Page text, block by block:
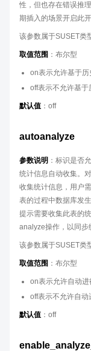
性，但也存在错误推
期插入的场景开启此开
该参数属于SUSET类
取值范围 ：布尔型
on表示允许基于历
off表示不允许基于
默认值 ：off
autoanalyze
参数说明 ：标识是否
统计信息自动收集。
收集统计信息，用户
表的过程中数据库发
提示需要收集此表的
analyze操作，以同步
该参数属于SUSET类
取值范围 ：布尔型
on表示允许自动进
off表示不允许自动
默认值 ：off